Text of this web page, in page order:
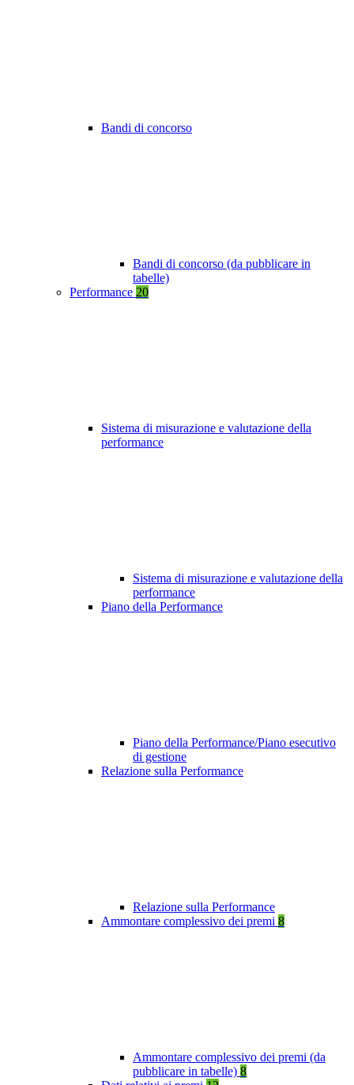
Bandi di concorso
Bandi di concorso (da pubblicare in
tabelle)
Performance 20
Sistema di misurazione e valutazione della
performance
Sistema di misurazione e valutazione della
performance
Piano della Performance
Piano della Performance/Piano esecutivo
di gestione
Relazione sulla Performance
Relazione sulla Performance
Ammontare complessivo dei premi 8
Ammontare complessivo dei premi (da
pubblicare in tabelle) 8